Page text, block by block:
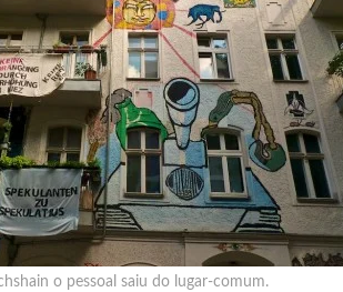
o pessoal saiu do lugar-comum.